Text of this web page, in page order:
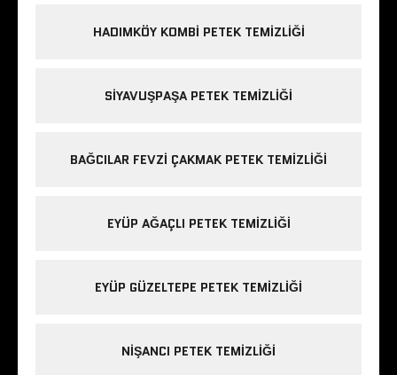
HADIMKÖY KOMBI PETEK TEMIZLIĞI
SIYAVUŞPAŞA PETEK TEMIZLIĞI
BAĞCILAR FEVZI ÇAKMAK PETEK TEMIZLIĞI
EYÜP AĞAÇLI PETEK TEMIZLIĞI
EYÜP GÜZELTEPE PETEK TEMIZLIĞI
NIŞANCI PETEK TEMIZLIĞI